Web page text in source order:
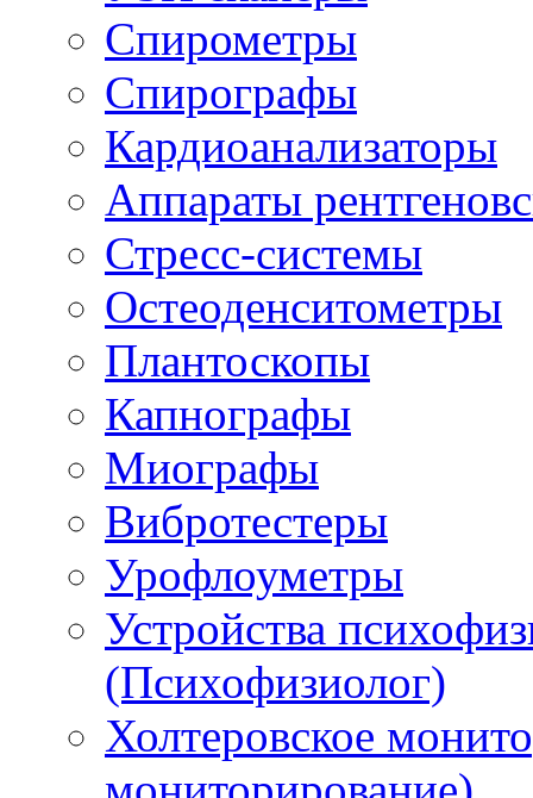
Спирометры
Спирографы
Кардиоанализаторы
Аппараты
Стресс-системы
Остеоденситометры
Плантоскопы
Капнографы
Миографы
Вибротестеры
Урофлоуметры
Устройства
(Психофизиолог)
Холтеровское